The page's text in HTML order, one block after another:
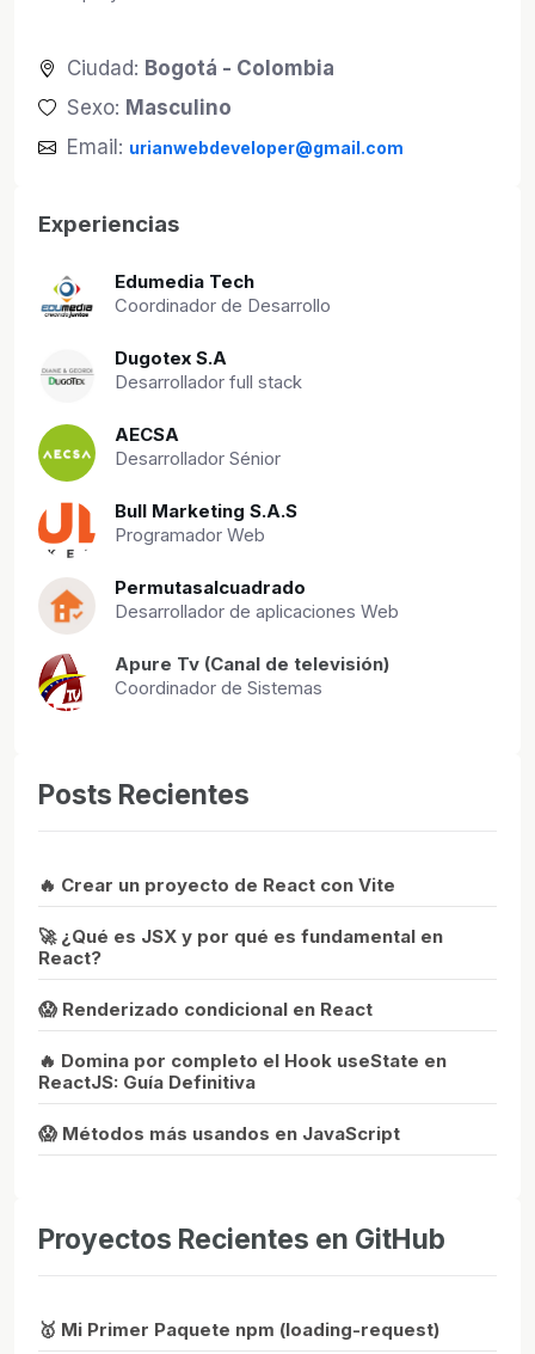
Ciudad: Bogotá - Colombia
Sexo: Masculino
Email: urianwebdeveloper@gmail.com
Experiencias
Edumedia Tech
Coordinador de Desarrollo
Dugotex S.A
Desarrollador full stack
AECSA
Desarrollador Sénior
Bull Marketing S.A.S
Programador Web
Permutasalcuadrado
Desarrollador de aplicaciones Web
Apure Tv (Canal de televisión)
Coordinador de Sistemas
Posts Recientes
🔥 Crear un proyecto de React con Vite
🚀 ¿Qué es JSX y por qué es fundamental en
React?
😱 Renderizado condicional en React
🔥 Domina por completo el Hook useState en
ReactJS: Guía Definitiva
😱 Métodos más usandos en JavaScript
Proyectos Recientes en GitHub
🥇 Mi Primer Paquete npm (loading-request)